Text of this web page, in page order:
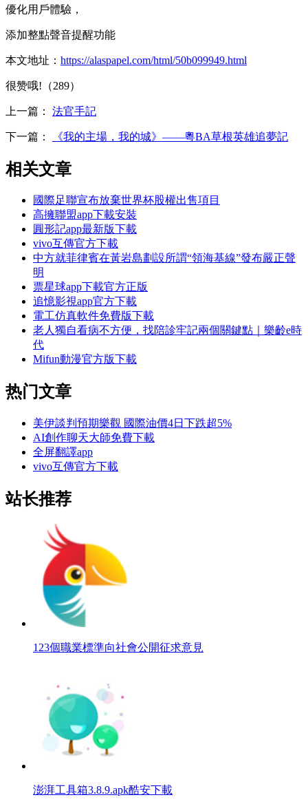
優化用戶體驗，
添加整點聲音提醒功能
本文地址： https://alaspapel.com/html/50b099949.html
很赞哦!（289）
上一篇： 法官手記
下一篇： 《我的主場，我的城》——粵BA草根英雄追夢記
相关文章
國際足聯宣布放棄世界杯股權出售項目
高擁聯盟app下載安裝
圓形記app最新版下載
vivo互傳官方下載
中方就菲律賓在黃岩島劃設所謂“領海基線”發布嚴正聲
明
票星球app下載官方正版
追憶影視app官方下載
電工仿真軟件免費版下載
老人獨自看病不方便，找陪診牢記兩個關鍵點｜樂齡e時
代
Mifun動漫官方版下載
热门文章
美伊談判預期樂觀 國際油價4日下跌超5%
AI創作聊天大師免費下載
全屏翻譯app
vivo互傳官方下載
站长推荐
123個職業標準向社會公開征求意見
澎湃工具箱3.8.9.apk酷安下載